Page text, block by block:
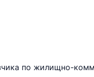
по жилищно-